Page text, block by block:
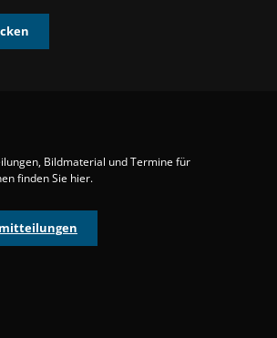
Bildmaterial und Termine für
finden Sie hier.